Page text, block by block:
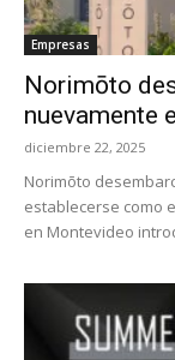
Empresas
Norimōto
nuevamente
diciembre 22, 2025
Norimōto
establecerse como
en Montevideo